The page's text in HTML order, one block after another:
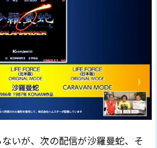
いが、次の配信が沙羅曼蛇、そ